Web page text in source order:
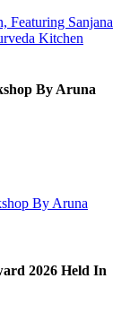
By Aruna
2026 Held In